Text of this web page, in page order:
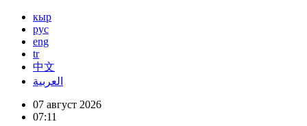
кыр
рус
eng
tr
中文
العربية
07 август 2026
07:11